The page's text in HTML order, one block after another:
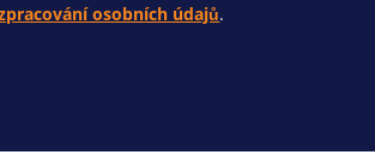
osobních údajů.